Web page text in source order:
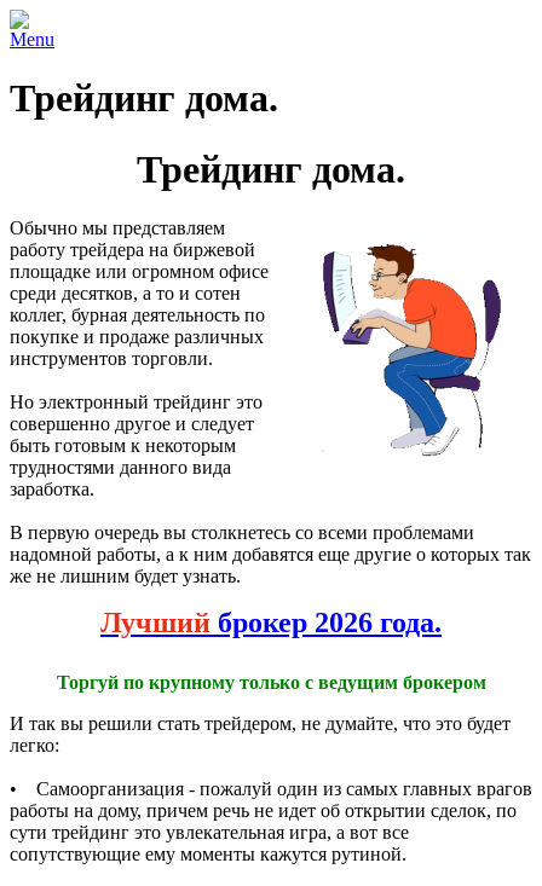
Menu
Трейдинг дома.
Трейдинг дома.
Обычно мы представляем
работу трейдера на биржевой
площадке или огромном офисе
среди десятков, а то и сотен
коллег, бурная деятельность по
покупке и продаже различных
инструментов торговли.
Но электронный трейдинг это
совершенно другое и следует
быть готовым к некоторым
трудностями данного вида
заработка.
В первую очередь вы столкнетесь со всеми проблемами
надомной работы, а к ним добавятся еще другие о которых так
же не лишним будет узнать.
Лучший брокер 2026 года.
Торгуй по крупному только с ведущим брокером
И так вы решили стать трейдером, не думайте, что это будет
легко:
• Самоорганизация - пожалуй один из самых главных врагов
работы на дому, причем речь не идет об открытии сделок, по
сути трейдинг это увлекательная игра, а вот все
сопутствующие ему моменты кажутся рутиной.